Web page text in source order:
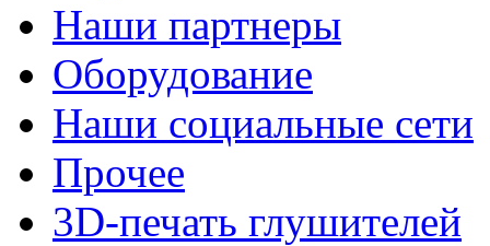
Наши партнеры
Оборудование
Наши социальные сети
Прочее
3D-печать глушителей